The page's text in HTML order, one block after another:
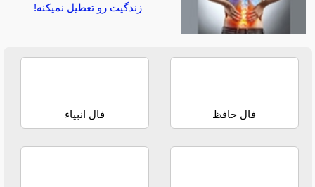
زندگیت رو تعطیل نمیکنه!
فال حافظ فال انبیاء